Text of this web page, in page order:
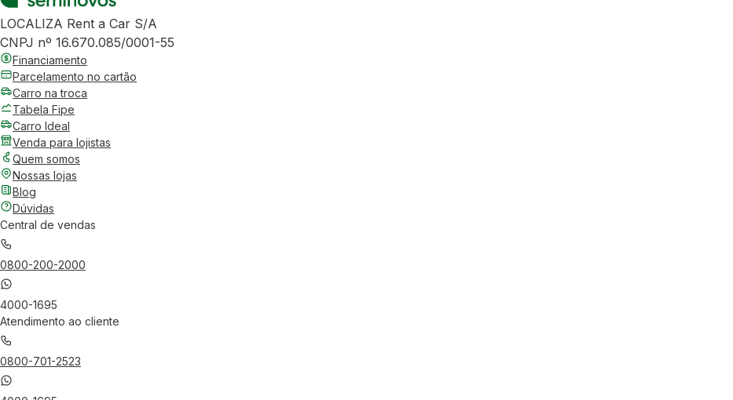
LOCALIZA Rent a Car S/A
CNPJ nº 16.670.085/0001-55
Financiamento
Parcelamento no cartão
Carro na troca
Tabela Fipe
Carro Ideal
Venda para lojistas
Quem somos
Nossas lojas
Blog
Dúvidas
Central de vendas
0800-200-2000
4000-1695
Atendimento ao cliente
0800-701-2523